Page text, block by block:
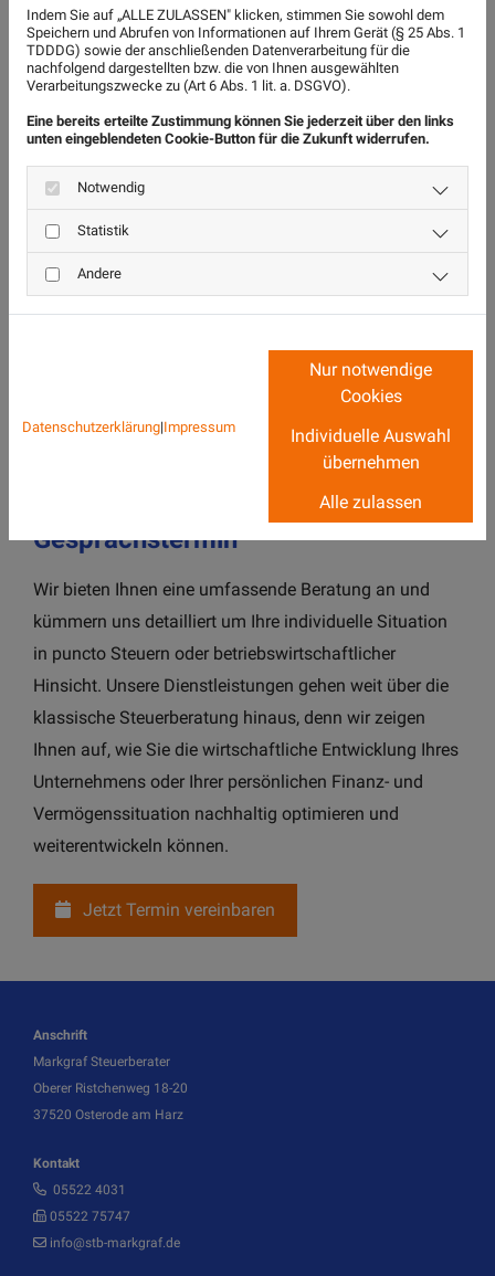
Jahresabschlüsse
Privatpersonen
Existenzgründungsberatung
Liquiditäts- und Unternehmensberatung
Gesprächstermin
Wir bieten Ihnen eine umfassende Beratung an und
kümmern uns detailliert um Ihre individuelle Situation
in puncto Steuern oder betriebswirtschaftlicher
Hinsicht. Unsere Dienstleistungen gehen weit über die
klassische Steuerberatung hinaus, denn wir zeigen
Ihnen auf, wie Sie die wirtschaftliche Entwicklung Ihres
Unternehmens oder Ihrer persönlichen Finanz- und
Vermögenssituation nachhaltig optimieren und
weiterentwickeln können.
Jetzt Termin vereinbaren
Anschrift
Markgraf Steuerberater
Oberer Ristchenweg 18-20
37520 Osterode am Harz
Kontakt
05522 4031
05522 75747
info@stb-markgraf.de
Indem Sie auf „ALLE ZULASSEN" klicken, stimmen Sie sowohl dem
Speichern und Abrufen von Informationen auf Ihrem Gerät (§ 25 Abs. 1
TDDDG) sowie der anschließenden Datenverarbeitung für die
nachfolgend dargestellten bzw. die von Ihnen ausgewählten
Verarbeitungszwecke zu (Art 6 Abs. 1 lit. a. DSGVO).
Eine bereits erteilte Zustimmung können Sie jederzeit über den links
unten eingeblendeten Cookie-Button für die Zukunft widerrufen.
Notwendig
Statistik
Andere
Datenschutzerklärung|Impressum
Nur notwendige
Cookies
Individuelle Auswahl
übernehmen
Alle zulassen